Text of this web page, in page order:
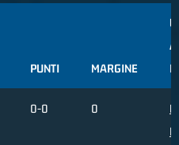
PUNTI MARGINE
0-0 0